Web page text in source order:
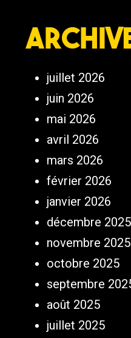
juillet 2026
juin 2026
mai 2026
avril 2026
mars 2026
février 2026
janvier 2026
décembre 2025
novembre 2025
octobre 2025
septembre
août 2025
juillet 2025